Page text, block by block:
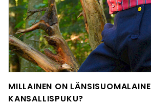
MILLAINEN ON
KANSALLISPUKU?